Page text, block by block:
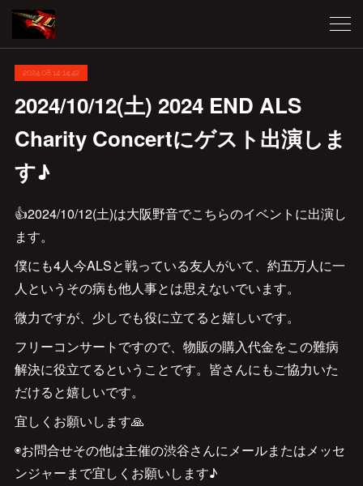
2024.08.14 14:42
2024/10/12(土) 2024 END ALS
Charity Concertにゲスト出演しま
す♪
👍2024/10/12(土)は大阪野音でこちらのイベントに出演し
ます。
僕にも4人今ALSと戦っている友人がいて、約五万人に一
人というその病も他人事とは思えないでいます。
微力ですが、少しでも役に立てると嬉しいです。
フリーコンサートですので、物販の購入代金をこの難病
解決に役立てるということです。皆さんにもご協力いた
だけると嬉しいです。
宜しくお願いします🙏
◉お問合せその他は主催の渋谷さんにメールまたはメッセ
ンジャーまで宜しくお願いします♪